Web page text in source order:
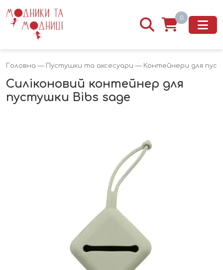
0
Головна — Пустушки та аксесуари — Контейнери для
Силіконовий контейнер для
пустушки Bibs sage